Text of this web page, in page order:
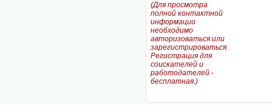
(Для просмотра
полной контактной
информации
необходимо
авторизоваться или
зарегистрироваться.
Регистрация для
соискателей и
работодателей -
бесплатная.)